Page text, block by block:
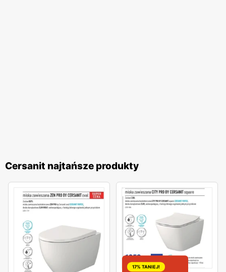
Cersanit najtańsze produkty
17% TANIEJ!